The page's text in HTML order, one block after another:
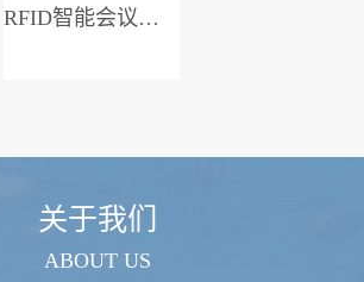
RFID智能会议签到系统
关于我们
ABOUT US